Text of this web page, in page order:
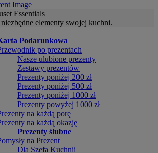
Essentials
elementy swojej kuchni.
Podarunkowa
po prezentach
Nasze ulubione prezenty
Zestawy prezentów
Prezenty poniżej 200 zł
Prezenty poniżej 500 zł
Prezenty poniżej 1000 zł
Prezenty powyżej 1000 zł
na każdą porę
na każdą okazję
Prezenty ślubne
na Prezent
Dla Szefa Kuchnii